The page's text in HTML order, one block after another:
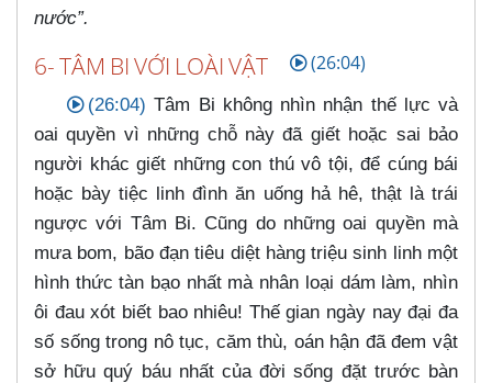
nước”.
6- TÂM BI VỚI LOÀI VẬT (26:04)
(26:04) Tâm Bi không nhìn nhận thế lực và
oai quyền vì những chỗ này đã giết hoặc sai bảo
người khác giết những con thú vô tội, để cúng bái
hoặc bày tiệc linh đình ăn uống hả hê, thật là trái
ngược với Tâm Bi. Cũng do những oai quyền mà
mưa bom, bão đạn tiêu diệt hàng triệu sinh linh một
hình thức tàn bạo nhất mà nhân loại dám làm, nhìn
ôi đau xót biết bao nhiêu! Thế gian ngày nay đại đa
số sống trong nô tục, căm thù, oán hận đã đem vật
sở hữu quý báu nhất của đời sống đặt trước bàn